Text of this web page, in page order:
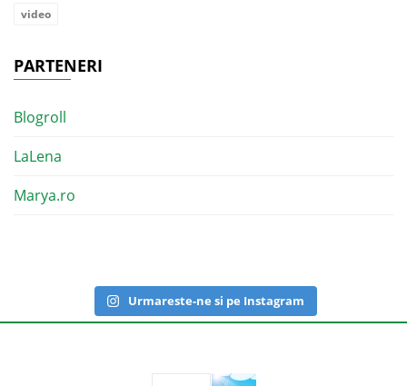
video
PARTENERI
Blogroll
LaLena
Marya.ro
Urmareste-ne si pe Instagram